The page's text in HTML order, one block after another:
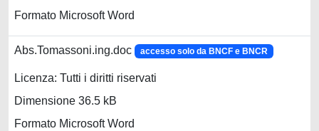
Formato Microsoft Word
Abs.Tomassoni.ing.doc accesso solo da BNCF e BNCR
Licenza: Tutti i diritti riservati
Dimensione 36.5 kB
Formato Microsoft Word